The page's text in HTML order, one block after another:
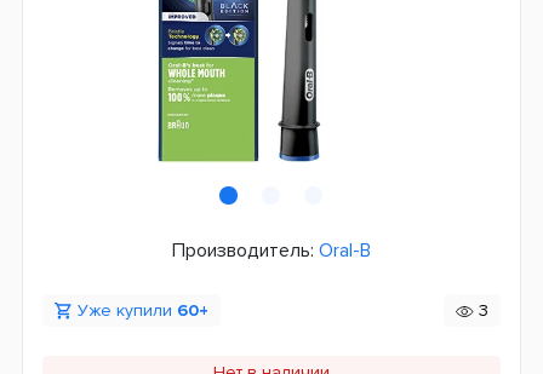
Производитель: Oral-B
Уже купили 60+ 3